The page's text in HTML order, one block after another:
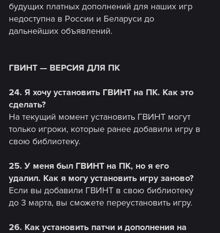
будущих платных дополнений для наших игр
недоступна в России и Беларуси до
дальнейших объявлений.
ГВИНТ — ВЕРСИЯ ДЛЯ ПК
24. Я хочу установить ГВИНТ на ПК. Как это
сделать?
На текущий момент установить ГВИНТ могут
только игроки, которые ранее добавили игру в
свою библиотеку.
25. У меня был ГВИНТ на ПК, но я его
удалил. Как я могу установить игру заново?
Если вы добавили ГВИНТ в свою библиотеку
до 3 марта, вы сможете переустановить игру.
26. Как установить патчи и дополнения на